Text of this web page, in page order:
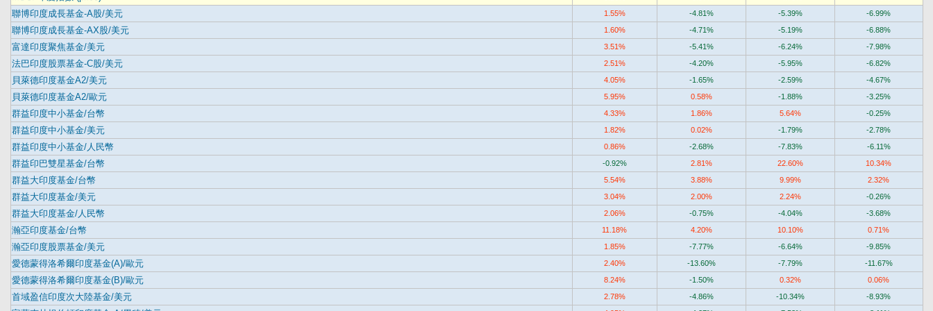
聯博印度成長基金-A股/美元 1.55% -4.81% -5.39% -6.99%
聯博印度成長基金-AX股/美元 1.60% -4.71% -5.19% -6.88%
富達印度聚焦基金/美元 3.51% -5.41% -6.24% -7.98%
法巴印度股票基金-C股/美元 2.51% -4.20% -5.95% -6.82%
貝萊德印度基金A2/美元 4.05% -1.65% -2.59% -4.67%
貝萊德印度基金A2/歐元 5.95% 0.58% -1.88% -3.25%
群益印度中小基金/台幣 4.33% 1.86% 5.64% -0.25%
群益印度中小基金/美元 1.82% 0.02% -1.79% -2.78%
群益印度中小基金/人民幣 0.86% -2.68% -7.83% -6.11%
群益印巴雙星基金/台幣 -0.92% 2.81% 22.60% 10.34%
群益大印度基金/台幣 5.54% 3.88% 9.99% 2.32%
群益大印度基金/美元 3.04% 2.00% 2.24% -0.26%
群益大印度基金/人民幣 2.06% -0.75% -4.04% -3.68%
瀚亞印度基金/台幣 11.18% 4.20% 10.10% 0.71%
瀚亞印度股票基金/美元 1.85% -7.77% -6.64% -9.85%
愛德蒙得洛希爾印度基金(A)/歐元 2.40% -13.60% -7.79% -11.67%
愛德蒙得洛希爾印度基金(B)/歐元 8.24% -1.50% 0.32% 0.06%
首域盈信印度次大陸基金/美元 2.78% -4.86% -10.34% -8.93%